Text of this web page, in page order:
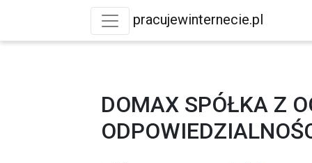
pracujewinternecie.pl
DOMAX SPÓŁKA Z